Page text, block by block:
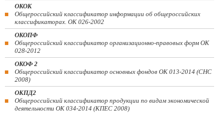
ОКОК
Общероссийский классификатор информации об общероссийских
классификаторах. ОК 026-2002
ОКОПФ
Общероссийский классификатор организационно-правовых форм ОК
028-2012
ОКОФ 2
Общероссийский классификатор основных фондов ОК 013-2014 (СНС
2008)
ОКПД2
Общероссийский классификатор продукции по видам экономической
деятельности ОК 034-2014 (КПЕС 2008)